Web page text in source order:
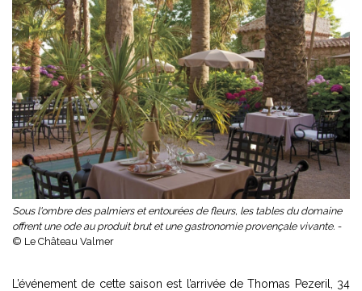
Sous l'ombre des palmiers et entourées de fleurs, les tables du domaine
offrent une ode au produit brut et une gastronomie provençale vivante. -
© Le Château Valmer
L’événement de cette saison est l’arrivée de Thomas Pezeril, 34